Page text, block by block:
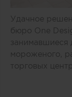
Удачное
бюро One
занимавшиеся
мороженого,
торговых